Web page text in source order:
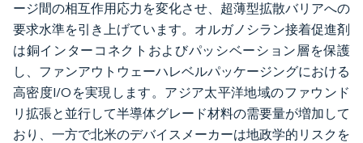
ージ間の相互作用応力を変化させ、超薄型拡散バリアへの
要求水準を引き上げています。オルガノシラン接着促進剤
は銅インターコネクトおよびパッシベーション層を保護
し、ファンアウトウェーハレベルパッケージングにおける
高密度I/Oを実現します。アジア太平洋地域のファウンド
リ拡張と並行して半導体グレード材料の需要量が増加して
おり、一方で北米のデバイスメーカーは地政学的リスクを